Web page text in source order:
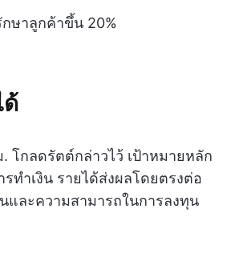
ษาลูกค้าขึ้น 20%
ด้
. โกลดรัตต์กล่าวไว้ เป้าหมายหลัก
ทำเงิน รายได้ส่งผลโดยตรงต่อ
และความสามารถในการลงทุน